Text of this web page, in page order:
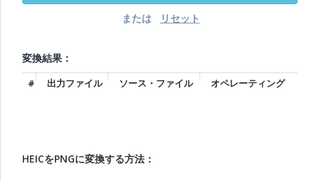
または
変換結果：
# 出力ファイル ソース・ファイル オペレーティング
HEICをPNGに変換する方法：